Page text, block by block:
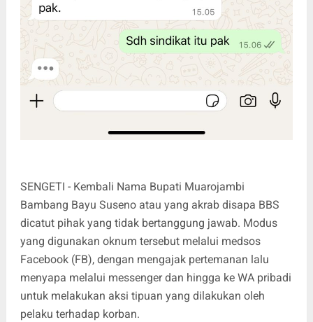
SENGETI - Kembali Nama Bupati Muarojambi
Bambang Bayu Suseno atau yang akrab disapa BBS
dicatut pihak yang tidak bertanggung jawab. Modus
yang digunakan oknum tersebut melalui medsos
Facebook (FB), dengan mengajak pertemanan lalu
menyapa melalui messenger dan hingga ke WA pribadi
untuk melakukan aksi tipuan yang dilakukan oleh
pelaku terhadap korban.